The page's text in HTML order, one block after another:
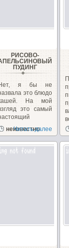
РИСОВО-
ПУДИНГ
я бы не
это блюдо
На мой
это самый
неизвестно
Читать далее